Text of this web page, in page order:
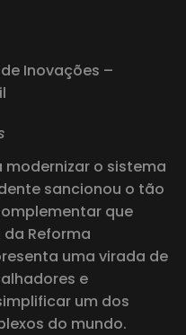
de Inovações –
modernizar o sistema
sancionou o tão
que
Reforma
uma virada de
e
um dos
do mundo.